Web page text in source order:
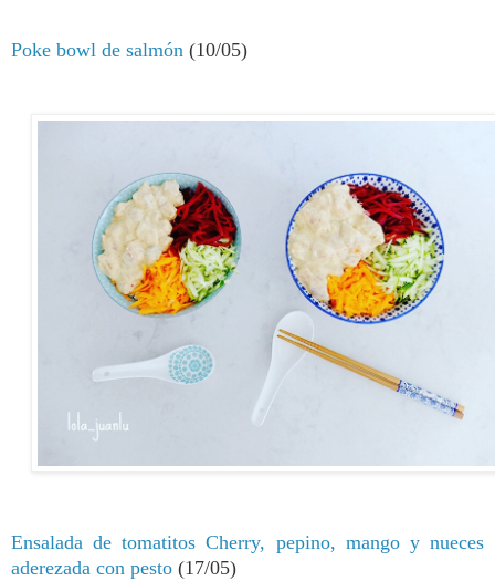
Poke bowl de salmón (10/05)
Ensalada de tomatitos Cherry, pepino, mango y nueces
aderezada con pesto (17/05)